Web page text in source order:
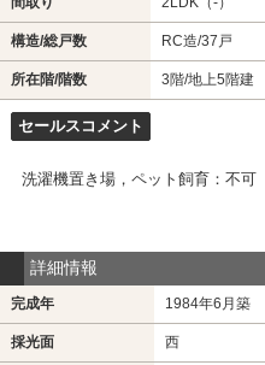
構造/総戸数 RC造/37戸
所在階/階数 3階/地上5階建
セールスコメント
洗濯機置き場，ペット飼育：不可
詳細情報
完成年 1984年6月築
採光面 西